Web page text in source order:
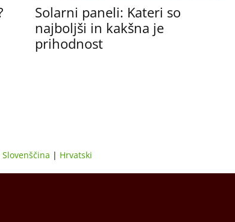
Solarni paneli: Kateri so
najboljši in kakšna je
prihodnost
Slovenščina | Hrvatski